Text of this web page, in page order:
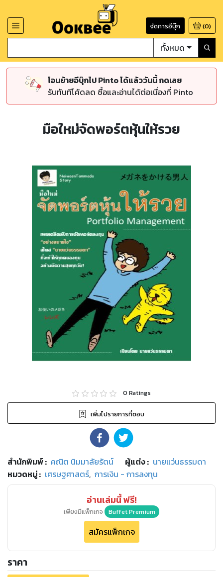
จัดการอีบุ๊ก (0)
ทั้งหมด
โอนย้ายอีบุ๊กไป Pinto ได้แล้ววันนี้ กดเลย
รับทันทีโค้ดลด ซื้อและอ่านได้ต่อเนื่องที่ Pinto
มือใหม่จัดพอร์ตหุ้นให้รวย
0 Ratings
เพิ่มไปรายการที่ชอบ
สำนักพิมพ์: คณิต นิมมาลัยรัตน์ ผู้แต่ง : นายแว่นธรรมดา
หมวดหมู่: เศรษฐศาสตร์, การเงิน - การลงทุน
อ่านเล่มนี้ ฟรี!
เพียงมีแพ็กเกจ Buffet Premium
สมัครแพ็กเกจ
ราคา